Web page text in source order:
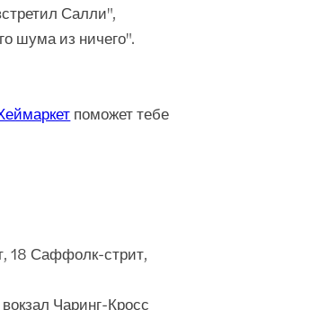
Салли",
шума из ничего".
поможет тебе
18 Саффолк-стрит,
Чаринг-Кросс